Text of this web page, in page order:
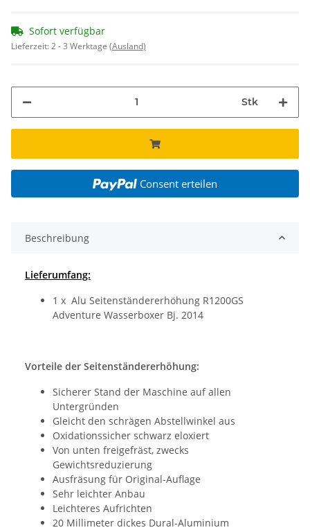
Sofort verfügbar
Lieferzeit:2 - 3 Werktage (Ausland)
Stk
Consent erteilen
Beschreibung
Lieferumfang:
1 x Alu Seitenständererhöhung R1200GS
Adventure Wasserboxer Bj. 2014
Vorteile der Seitenständererhöhung:
Sicherer Stand der Maschine auf allen
Untergründen
Gleicht den schrägen Abstellwinkel aus
Oxidationssicher schwarz eloxiert
Von unten freigefräst, zwecks
Gewichtsreduzierung
Ausfräsung für Original-Auflage
Sehr leichter Anbau
Leichteres Aufrichten
20 Millimeter dickes Dural-Aluminium